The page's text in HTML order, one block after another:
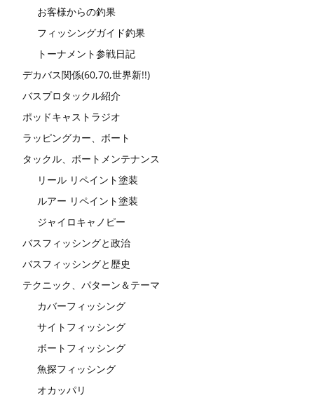
お客様からの釣果
フィッシングガイド釣果
トーナメント参戦日記
デカバス関係(60,70,世界新!!)
バスプロタックル紹介
ポッドキャストラジオ
ラッピングカー、ボート
タックル、ボートメンテナンス
リール リペイント塗装
ルアー リペイント塗装
ジャイロキャノピー
バスフィッシングと政治
バスフィッシングと歴史
テクニック、パターン＆テーマ
カバーフィッシング
サイトフィッシング
ボートフィッシング
魚探フィッシング
オカッパリ